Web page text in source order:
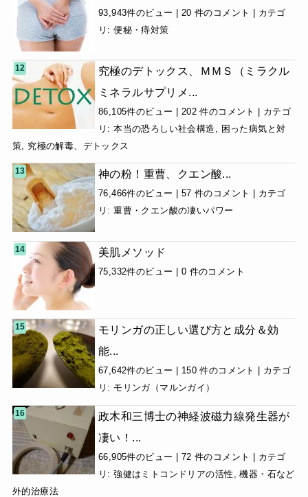
93,943件のビュー | 20 件のコメント | カテゴ
リ:便秘・痔対策
究極のデトックス、ＭＭＳ（ミラクル
ミネラルサプリメ...
86,105件のビュー 202 件のコメント
カテゴ
リ:本当の恐ろしい社会構造 , 困った病気と対
策, 究極の解毒、デトックス
神の粉！重曹、クエン酸...
76,466件のビュー 57 件のコメント
カテゴ
リ:重曹・クエン酸の凄いパワー
美肌メソッド
75,332件のビュー 0 件のコメント
モリンガの正しい選び方と成分＆効
能...
67,642件のビュー 150 件のコメント
カテゴ
リ: モリンガ（マルンガイ）
政木和三博士の神経波磁力線発生器が
凄い！...
66,905件のビュー | 72 件のコメント | カテゴ
リ:強健はミトコンドリアの活性 ,機器・石など
外的治療法